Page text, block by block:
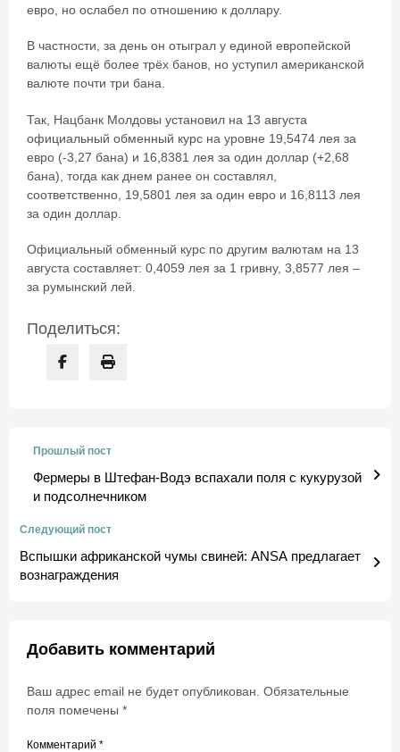
евро, но ослабел по отношению к доллару.
В частности, за день он отыграл у единой европейской
валюты ещё более трёх банов, но уступил американской
валюте почти три бана.
Так, Нацбанк Молдовы установил на 13 августа
официальный обменный курс на уровне 19,5474 лея за
евро (-3,27 бана) и 16,8381 лея за один доллар (+2,68
бана), тогда как днем ранее он составлял,
соответственно, 19,5801 лея за один евро и 16,8113 лея
за один доллар.
Официальный обменный курс по другим валютам на 13
августа составляет: 0,4059 лея за 1 гривну, 3,8577 лея –
за румынский лей.
Поделиться:
Прошлый пост
Фермеры в Штефан-Водэ вспахали поля с кукурузой
и подсолнечником
Следующий пост
Вспышки африканской чумы свиней: ANSA предлагает
вознаграждения
Добавить комментарий
Ваш адрес email не будет опубликован. Обязательные
поля помечены *
Комментарий *